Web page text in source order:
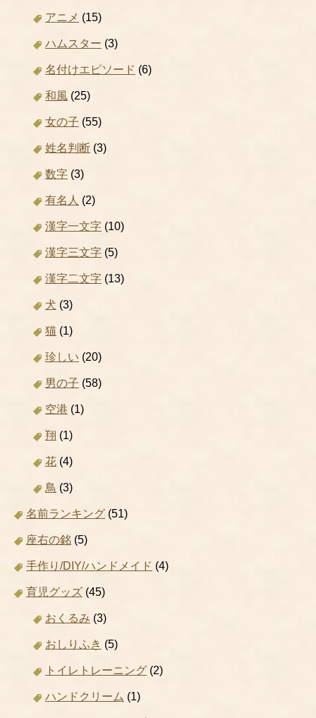
アニメ (15)
ハムスター (3)
名付けエピソード (6)
和風 (25)
女の子 (55)
姓名判断 (3)
数字 (3)
有名人 (2)
漢字一文字 (10)
漢字三文字 (5)
漢字二文字 (13)
犬 (3)
猫 (1)
珍しい (20)
男の子 (58)
空港 (1)
翔 (1)
花 (4)
鳥 (3)
名前ランキング (51)
座右の銘 (5)
手作り/DIY/ハンドメイド (4)
育児グッズ (45)
おくるみ (3)
おしりふき (5)
トイレトレーニング (2)
ハンドクリーム (1)